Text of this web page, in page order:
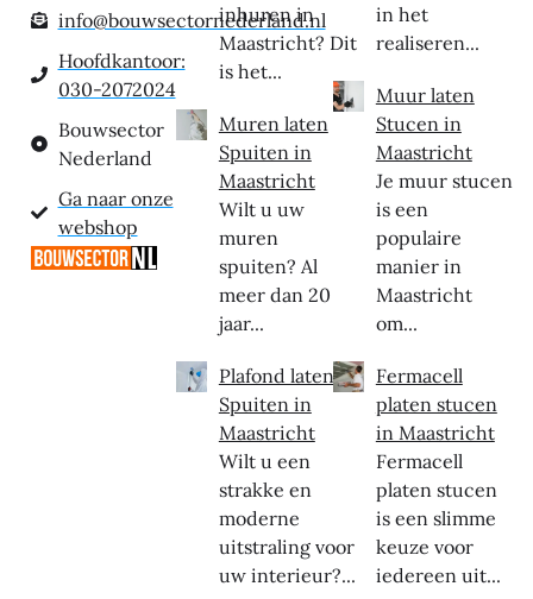
info@bouwsectornederland.nl
Hoofdkantoor:
030-2072024
Bouwsector
Nederland
Ga naar onze
webshop
inhuren in
Maastricht? Dit
is het...
Muren laten
Spuiten in
Maastricht
Wilt u uw
muren
spuiten? Al
meer dan 20
jaar...
Plafond laten
Spuiten in
Maastricht
Wilt u een
strakke en
moderne
uitstraling voor
uw interieur?...
in het
realiseren...
Muur laten
Stucen in
Maastricht
Je muur stucen
is een
populaire
manier in
Maastricht
om...
Fermacell
platen stucen
in Maastricht
Fermacell
platen stucen
is een slimme
keuze voor
iedereen uit...